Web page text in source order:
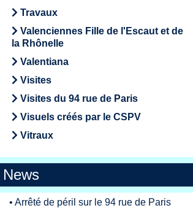
Travaux
Valenciennes Fille de l'Escaut et de
la Rhônelle
Valentiana
Visites
Visites du 94 rue de Paris
Visuels créés par le CSPV
Vitraux
News
• Arrêté de péril sur le 94 rue de Paris